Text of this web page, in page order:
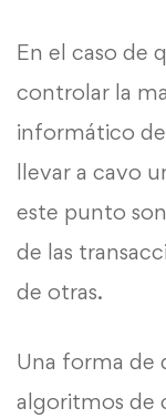
En el caso de
controlar la
informático de
llevar a cavo
este punto
de las
de otras.
Una forma de
algoritmos de